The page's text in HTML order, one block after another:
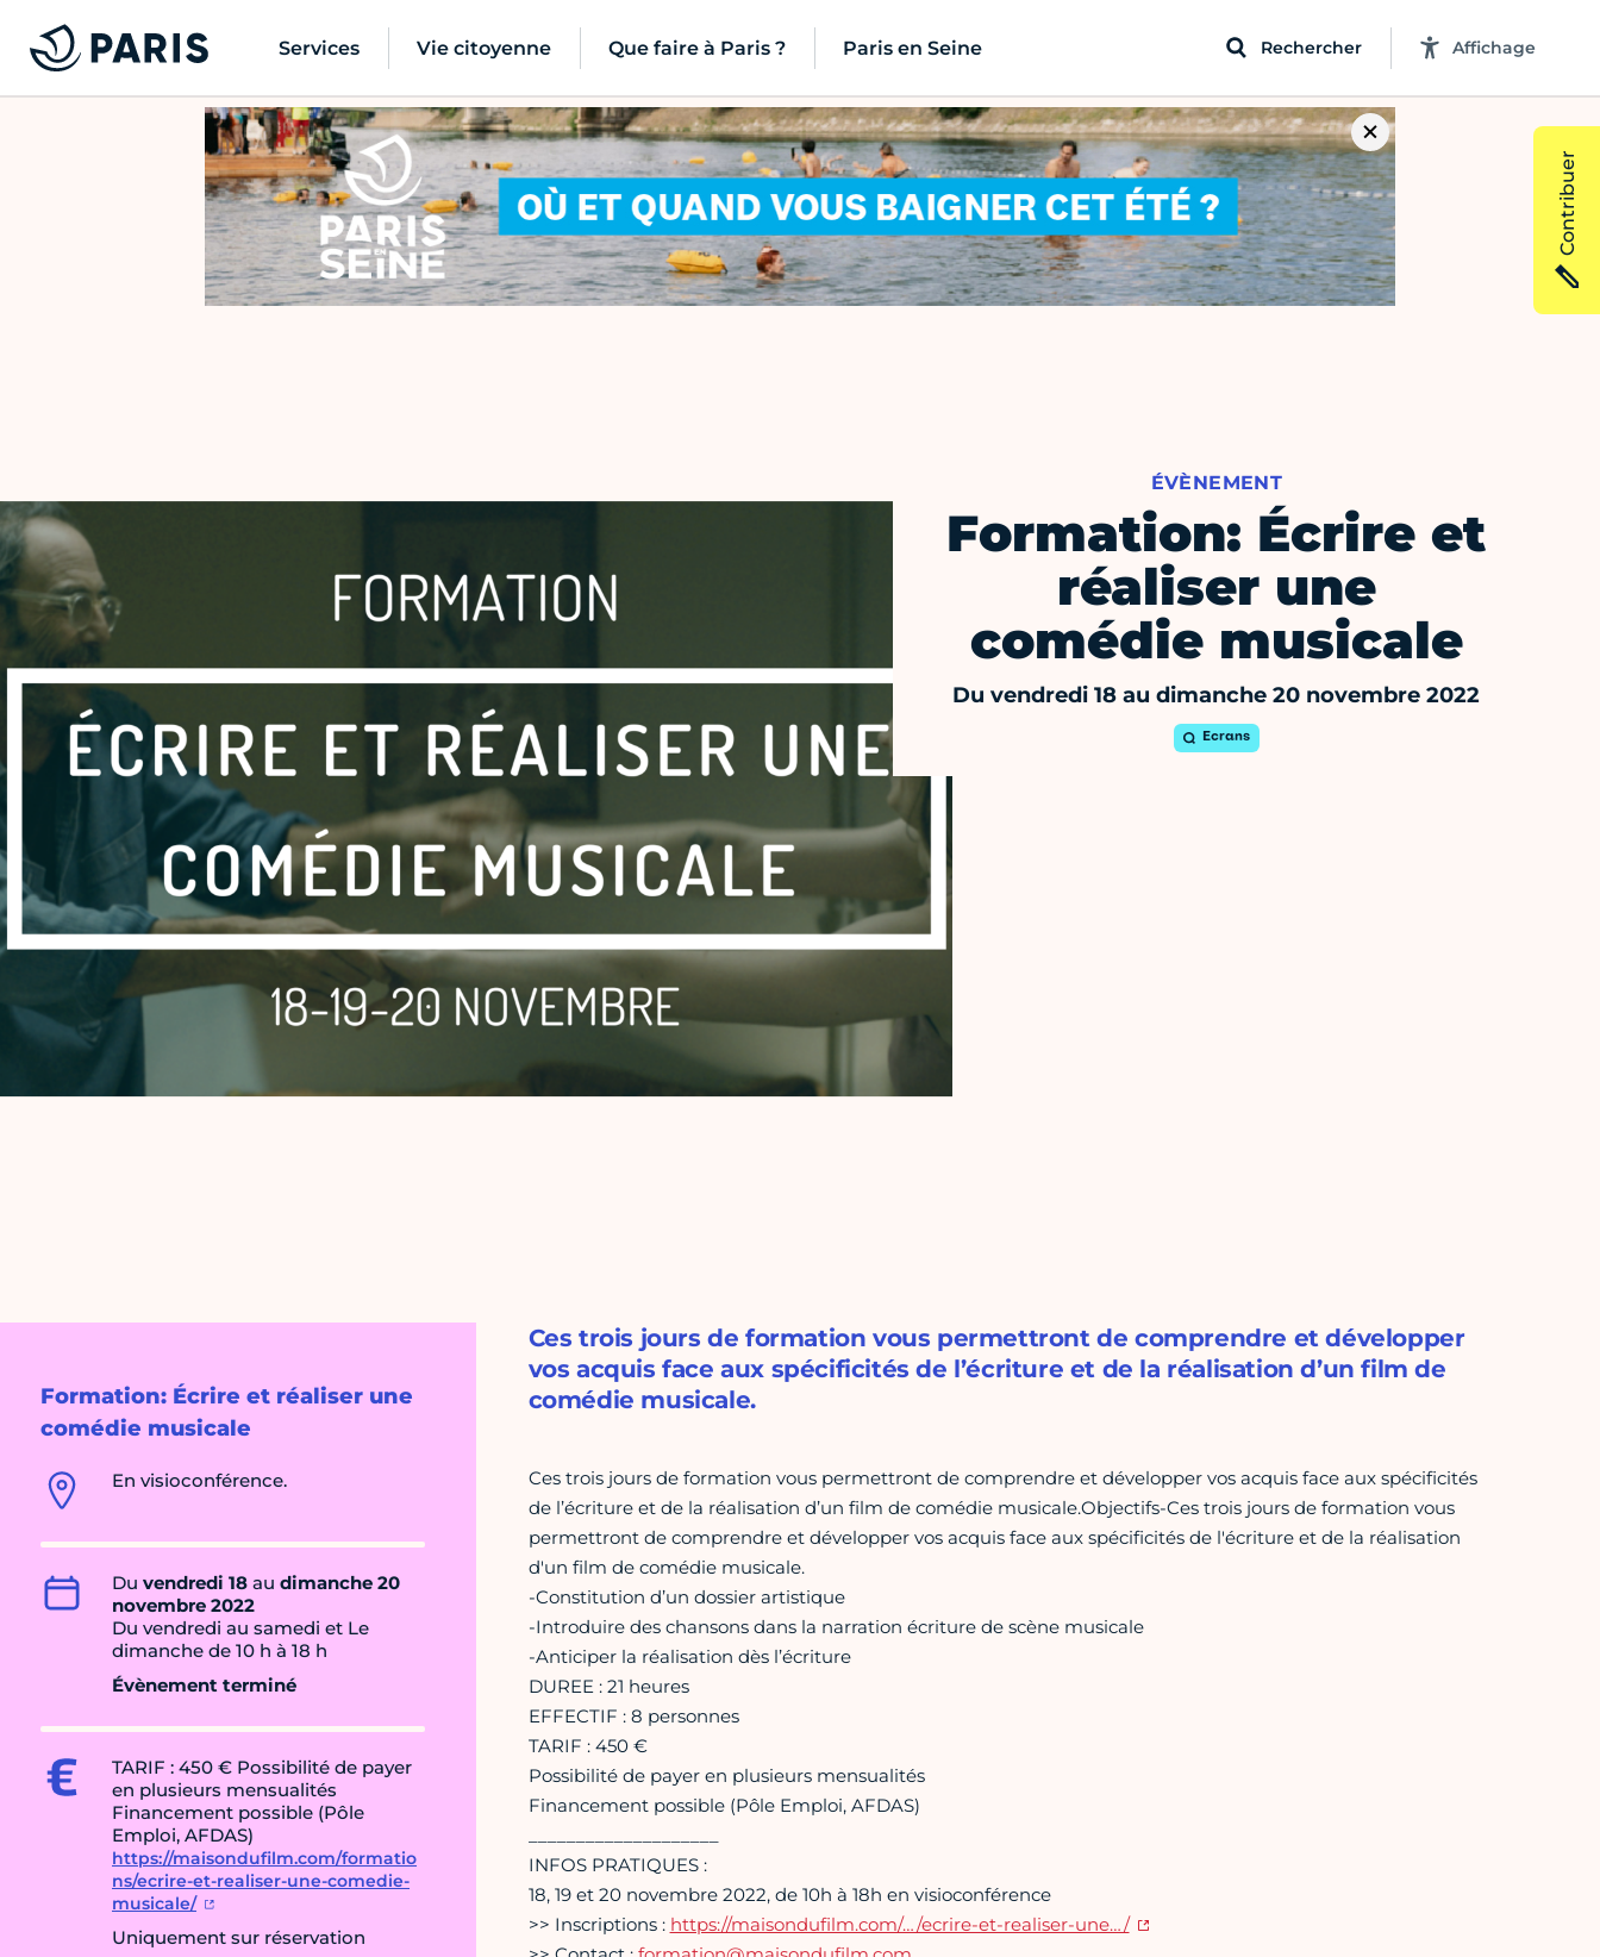
Services Vie citoyenne Que faire à Paris ? Paris en Seine Rechercher Affichage
ÉVÈNEMENT
Formation: Écrire et
réaliser une
comédie musicale
Du vendredi 18 au dimanche 20 novembre 2022
Ecrans
Formation: Écrire et réaliser une
comédie musicale
En visioconférence.
Du vendredi 18 au dimanche 20
novembre 2022
Du vendredi au samedi et Le
dimanche de 10 h à 18 h
Évènement terminé
TARIF : 450 € Possibilité de payer
en plusieurs mensualités
Financement possible (Pôle
Emploi, AFDAS)
https://maisondufilm.com/formatio
ns/ecrire-et-realiser-une-comedie-
musicale/
Uniquement sur réservation
Ces trois jours de formation vous permettront de comprendre et développer
vos acquis face aux spécificités de l’écriture et de la réalisation d’un film de
comédie musicale.
Ces trois jours de formation vous permettront de comprendre et développer vos acquis face aux spécificités
de l’écriture et de la réalisation d’un film de comédie musicale.Objectifs-Ces trois jours de formation vous
permettront de comprendre et développer vos acquis face aux spécificités de l'écriture et de la réalisation
d'un film de comédie musicale.
-Constitution d’un dossier artistique
-Introduire des chansons dans la narration écriture de scène musicale
-Anticiper la réalisation dès l’écriture
DUREE : 21 heures
EFFECTIF : 8 personnes
TARIF : 450 €
Possibilité de payer en plusieurs mensualités
Financement possible (Pôle Emploi, AFDAS)
INFOS PRATIQUES :
18, 19 et 20 novembre 2022, de 10h à 18h en visioconférence
>> Inscriptions : https://maisondufilm.com/…/ecrire-et-realiser-une…/
Contribuer